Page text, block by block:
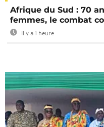
Afrique du Sud : 70
femmes, le combat
Il y a 1 heure